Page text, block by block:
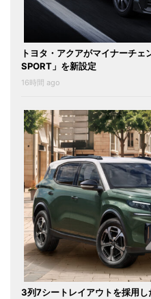
トヨタ・アクアがマイナーチェ
SPORT」を新設定
16時間 ago
3列7シートレイアウトを採用